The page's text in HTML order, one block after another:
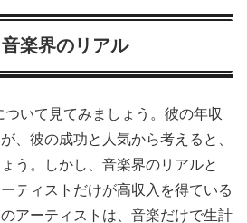
楽界のリアル
いて見てみましょう。彼の年収
、彼の成功と人気から考えると、
う。しかし、音楽界のリアルと
ティストだけが高収入を得ている
アーティストは、音楽だけで生計